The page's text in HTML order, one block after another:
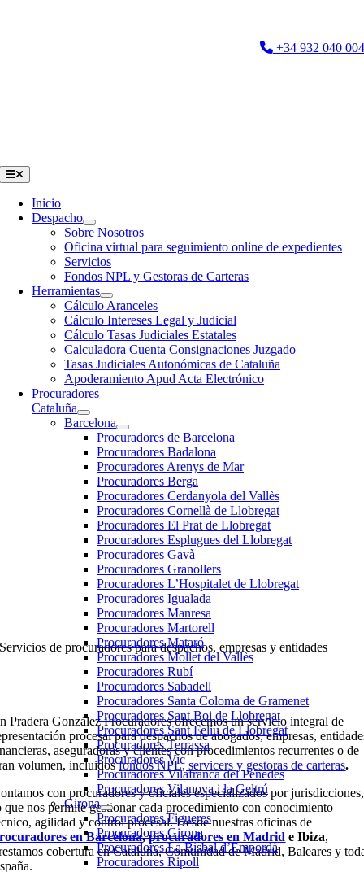
+34 932 040 004
Toggle
Navigation
Inicio
Despacho
Sobre Nosotros
Oficina virtual para seguimiento online de expedientes
Servicios
Fondos NPL y Gestoras de Carteras
Herramientas
Cálculo Aranceles
Cálculo Intereses Legal y Judicial
Cálculo Tasas Judiciales Estatales
Calculadora Cuenta Consignaciones Juzgado
Tasas Judiciales Autonómicas de Cataluña
Apoderamiento Apud Acta Electrónico
Procuradores
Cataluña
Barcelona
Procuradores de Barcelona
Procuradores Badalona
Procuradores Arenys de Mar
Procuradores Berga
Procuradores Cerdanyola del Vallès
Procuradores Cornellà de Llobregat
Procuradores El Prat de Llobregat
Procuradores Esplugues del Llobregat
Procuradores Gavà
Procuradores Granollers
Procuradores L’Hospitalet de Llobregat
Procuradores Igualada
Procuradores Manresa
Procuradores Martorell
Procuradores Mataró
Procuradores Mollet del Vallès
Procuradores Rubí
Procuradores Sabadell
Procuradores Santa Coloma de Gramenet
Procuradores Sant Boi de Llobregat
Procuradores Sant Feliu de Llobregat
Procuradores Terrassa
Procuradores Vic
Procuradores Vilafranca del Penedès
Procuradores Vilanova i la Geltrú
Girona
Procuradores Figueres
Procuradores Girona
Procuradores La Bisbal d’Empordà
Procuradores Ripoll
Servicios de procuradores para despachos, empresas y entidades
Pradera González Procuradores ofrecemos un servicio integral de
procesal para despachos de abogados, empresas,
aseguradoras y clientes con procedimientos recurrentes o de
volumen, incluidosfondos NPL, servicers y gestoras de carteras.
con procuradores y oficiales especializados por jurisdicciones,
que nos permite gestionar cada procedimiento con conocimiento
agilidad y control procesal. Desde nuestras oficinas de
en Barcelona,procuradores en Madrid e Ibiza,
cobertura en Cataluña, Comunidad de Madrid, Baleares y